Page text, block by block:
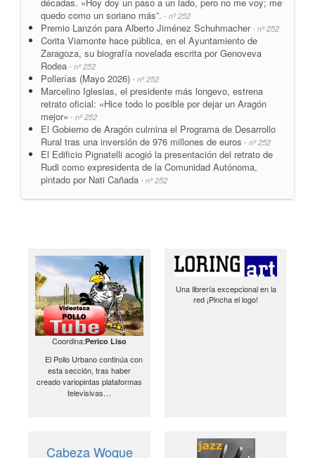
quedo como un soriano más”. - nº 252
Premio Lanzón para Alberto Jiménez Schuhmacher- nº 252
Corita Viamonte hace pública, en el Ayuntamiento de
Zaragoza, su biografía novelada escrita por Genoveva
Rodea - nº 252
Pollerías (Mayo 2026) - nº 252
Marcelino Iglesias, el presidente más longevo, estrena
retrato oficial: «Hice todo lo posible por dejar un Aragón
mejor» - nº 252
El Gobierno de Aragón culmina el Programa de Desarrollo
Rural tras una inversión de 976 millones de euros - nº 252
El Edificio Pignatelli acogió la presentación del retrato de
Rudi como expresidenta de la Comunidad Autónoma,
pintado por Nati Cañada - nº 252
Coordina:Perico Liso
El Pollo Urbano continúa con
esta sección, tras haber
creado variopintas plataformas
televisivas…
Una librería excepcional en la
red ¡Pincha el logo!
Cabeza Woque